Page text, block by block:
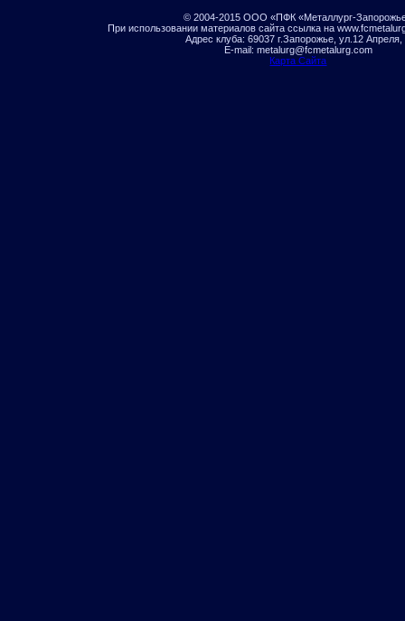
© 2004-2015 ООО «ПФК «Металлург-
При использовании материалов сайта ссылка на
Адрес клуба: 69037 г.Запорожье, ул.12 Апреля,
E-mail: metalurg@fcmetalurg.com
Карта Сайта